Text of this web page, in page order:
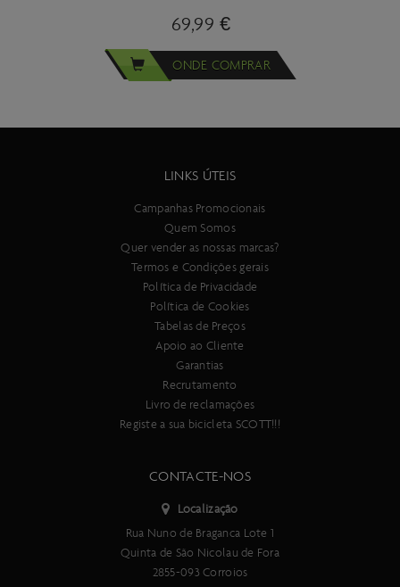
Inserts para Wahoo® vendidos separadamente
Cockpits integrados compatíveis
Creston iC SL Aero / Sprint
SCOTT Foil MY23
69,99 €
ONDE COMPRAR
LINKS ÚTEIS
Campanhas Promocionais
Quem Somos
Quer vender as nossas marcas?
Termos e Condições gerais
Política de Privacidade
Política de Cookies
Tabelas de Preços
Apoio ao Cliente
Garantias
Recrutamento
Livro de reclamações
Registe a sua bicicleta SCOTT!!!
CONTACTE-NOS
Localização
Rua Nuno de Braganca Lote 1
Quinta de São Nicolau de Fora
2855-093 Corroios